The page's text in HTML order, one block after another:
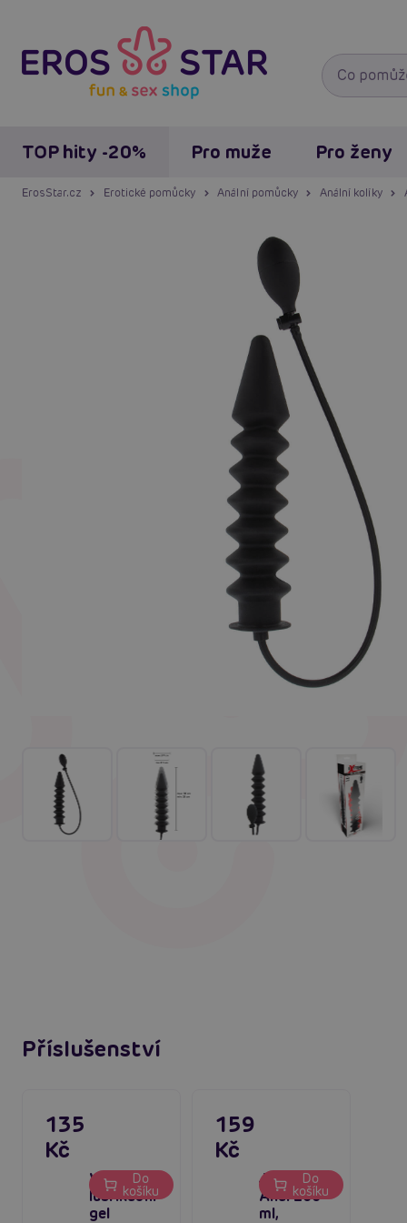
TOP hity -20% Pro muže Pro ženy
ErosStar.cz Erotické pomůcky Anální pomůcky Anální kolíky
Příslušenství
Vodní
lubrikační
gel
135
Kč
Do
košíku
Just Glide
Anal 200
ml,
159
Kč
Do
košíku